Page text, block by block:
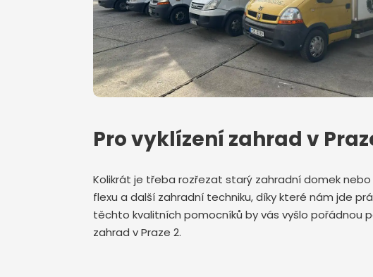
Pro vyklízení zahrad v
Kolikrát je třeba rozřezat starý zahradní domek
flexu a další zahradní techniku, díky které nám jde
těchto kvalitních pomocníků by vás vyšlo pořádnou
zahrad v Praze 2.